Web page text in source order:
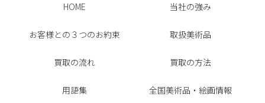
HOME 当社の強み
お客様との３つのお約束 取扱美術品
買取の流れ 買取の方法
用語集 全国美術品・絵画情報